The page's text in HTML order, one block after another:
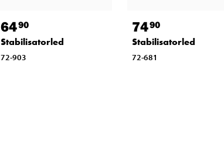
6490
Stabilisatorled
72-903
7490
Stabilisatorled
72-681